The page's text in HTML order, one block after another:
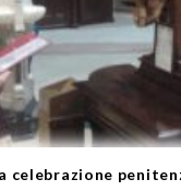
celebrazione